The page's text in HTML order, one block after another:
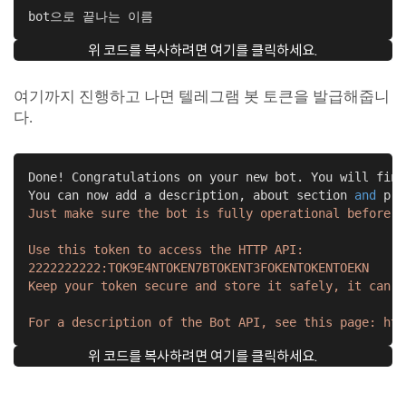
bot으로 끝나는 이름
위 코드를 복사하려면 여기를 클릭하세요.
여기까지 진행하고 나면 텔레그램 봇 토큰을 발급해줍니
다.
Done! Congratulations on your new bot. You will
You can now add a description, about section and
Just make sure the bot is fully operational before
Use this token to access the HTTP API:
2222222222:TOK9E4NTOKEN7BTOKENT3FOKENTOKENTOEKN
Keep your token secure and store it safely, it can
For a description of the Bot API, see this page:
위 코드를 복사하려면 여기를 클릭하세요.